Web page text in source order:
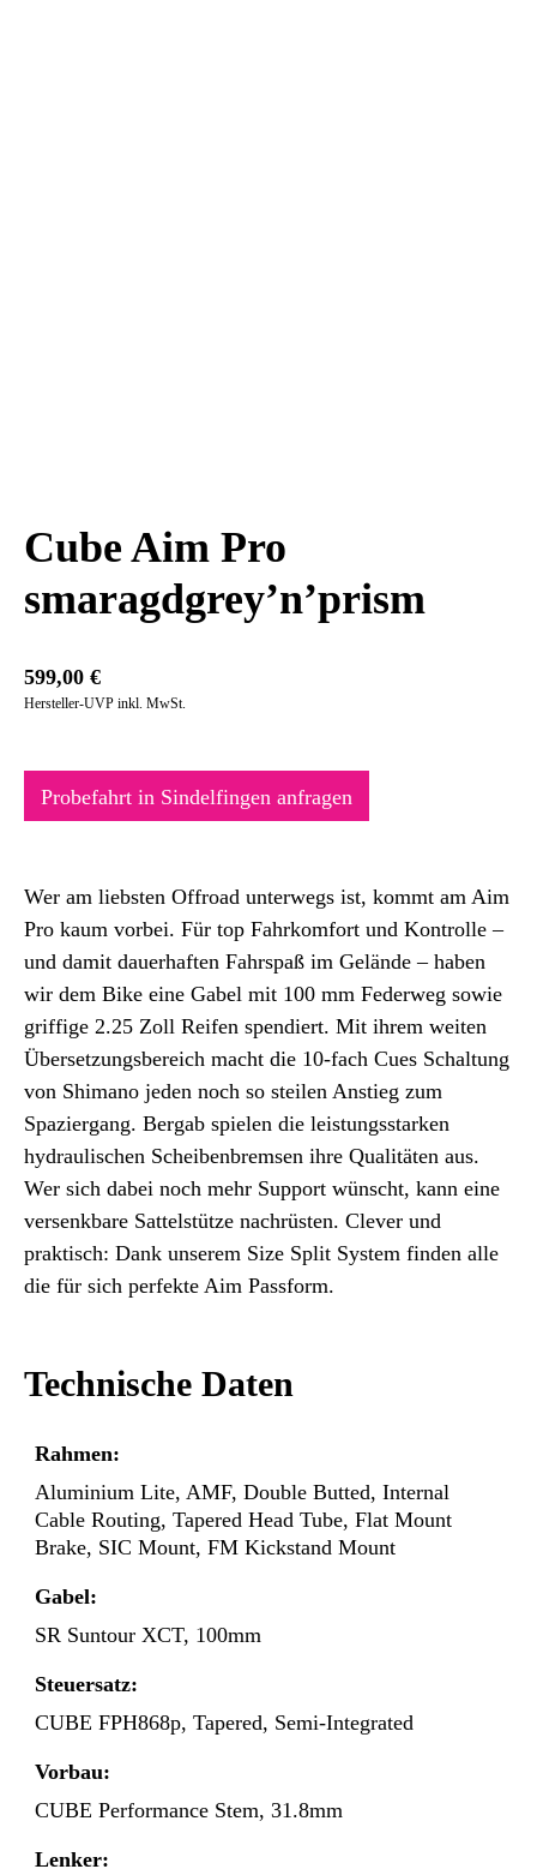
Cube Aim Pro
smaragdgrey’n’prism
599,00 €
Hersteller-UVP inkl. MwSt.
Probefahrt in Sindelfingen anfragen
Wer am liebsten Offroad unterwegs ist, kommt am Aim
Pro kaum vorbei. Für top Fahrkomfort und Kontrolle –
und damit dauerhaften Fahrspaß im Gelände – haben
wir dem Bike eine Gabel mit 100 mm Federweg sowie
griffige 2.25 Zoll Reifen spendiert. Mit ihrem weiten
Übersetzungsbereich macht die 10-fach Cues Schaltung
von Shimano jeden noch so steilen Anstieg zum
Spaziergang. Bergab spielen die leistungsstarken
hydraulischen Scheibenbremsen ihre Qualitäten aus.
Wer sich dabei noch mehr Support wünscht, kann eine
versenkbare Sattelstütze nachrüsten. Clever und
praktisch: Dank unserem Size Split System finden alle
die für sich perfekte Aim Passform.
Technische Daten
Rahmen:
Aluminium Lite, AMF, Double Butted, Internal
Cable Routing, Tapered Head Tube, Flat Mount
Brake, SIC Mount, FM Kickstand Mount
Gabel:
SR Suntour XCT, 100mm
Steuersatz:
CUBE FPH868p, Tapered, Semi-Integrated
Vorbau:
CUBE Performance Stem, 31.8mm
Lenker: